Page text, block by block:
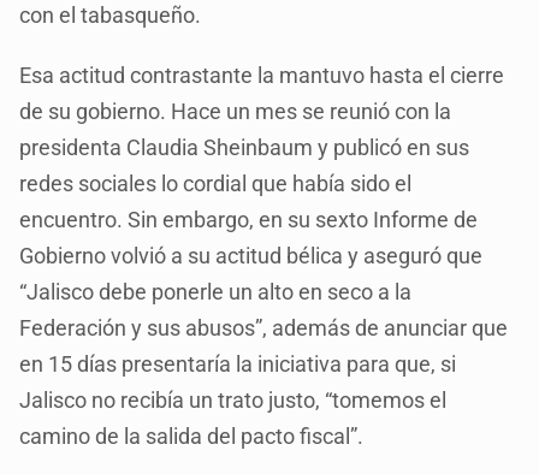
con el tabasqueño.
Esa actitud contrastante la mantuvo hasta el cierre
de su gobierno. Hace un mes se reunió con la
presidenta Claudia Sheinbaum y publicó en sus
redes sociales lo cordial que había sido el
encuentro. Sin embargo, en su sexto Informe de
Gobierno volvió a su actitud bélica y aseguró que
“Jalisco debe ponerle un alto en seco a la
Federación y sus abusos”, además de anunciar que
en 15 días presentaría la iniciativa para que, si
Jalisco no recibía un trato justo, “tomemos el
camino de la salida del pacto fiscal”.